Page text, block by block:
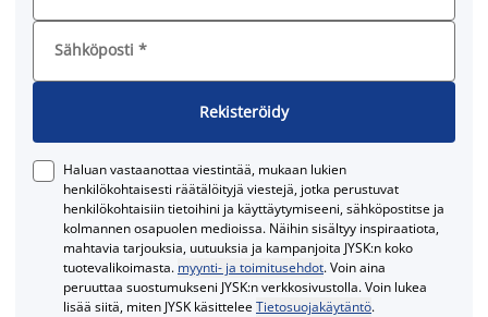
Sähköposti *
Rekisteröidy
Haluan vastaanottaa viestintää, mukaan lukien
henkilökohtaisesti räätälöityjä viestejä, jotka perustuvat
henkilökohtaisiin tietoihini ja käyttäytymiseeni, sähköpostitse ja
kolmannen osapuolen medioissa. Näihin sisältyy inspiraatiota,
mahtavia tarjouksia, uutuuksia ja kampanjoita JYSK:n koko
tuotevalikoimasta. myynti- ja toimitusehdot. Voin aina
peruuttaa suostumukseni JYSK:n verkkosivustolla. Voin lukea
lisää siitä, miten JYSK käsitteleeTietosuojakäytäntö.